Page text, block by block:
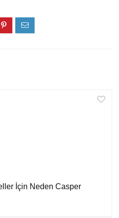
İçin Neden Casper